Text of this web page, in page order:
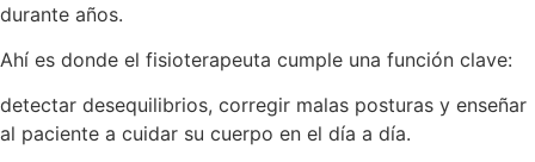
durante años.
Ahí es donde el fisioterapeuta cumple una función clave:
detectar desequilibrios, corregir malas posturas y enseñar
al paciente a cuidar su cuerpo en el día a día.